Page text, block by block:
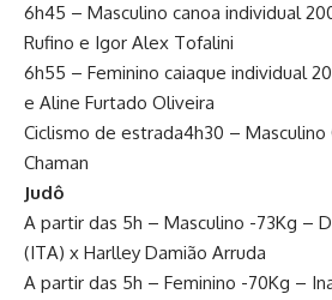
6h45 – Masculino canoa individual
Rufino e Igor Alex Tofalini
6h55 – Feminino caiaque individual
e Aline Furtado Oliveira
Ciclismo de estrada4h30 – Masculino
Chaman
Judô
A partir das 5h – Masculino -73Kg –
(ITA) x Harlley Damião Arruda
A partir das 5h – Feminino -70Kg –